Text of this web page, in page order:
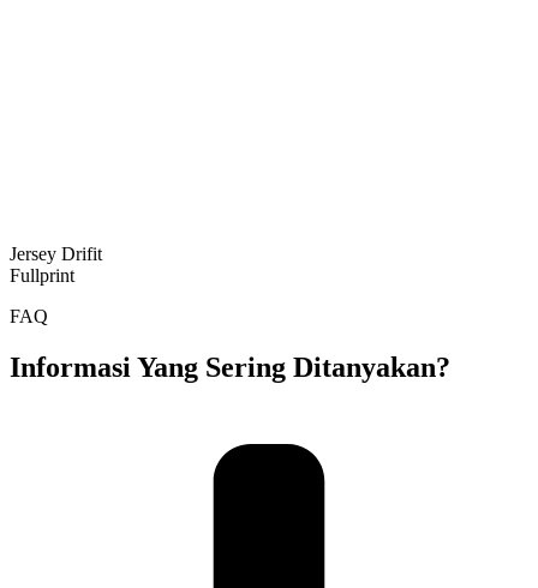
Jersey Drifit
Fullprint
FAQ
Informasi Yang Sering Ditanyakan?